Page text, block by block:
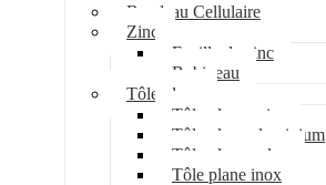
Bandeau Cellulaire
Zinc
Feuille de zinc
Bobineau
Tôle plane
Tôle plane acier
Tôle plane aluminium
Tôle plane galva
Tôle plane inox